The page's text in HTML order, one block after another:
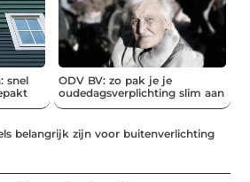
snel
ODV BV: zo pak je je
oudedagsverplichting slim aan
belangrijk zijn voor buitenverlichting